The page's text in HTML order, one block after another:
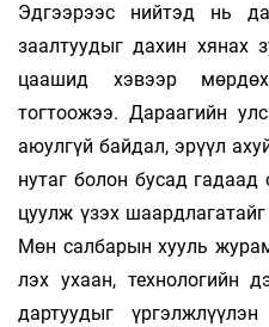
Эдгээрээс нийтэд нь
заалтуудыг дахин хя­нах
цаашид хэвээр
тогтоожээ. Да­раа­гийн
аюулгүй байдал, эрүүл
нутаг болон бусад
цуулж үзэх
Мөн салбарын хууль
лэх ухаан, технологийн
дартуудыг